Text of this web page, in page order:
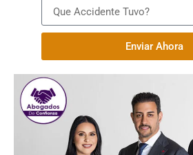
Enviar Ahora